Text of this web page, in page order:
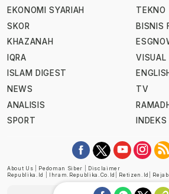
EKONOMI SYARIAH
SKOR
KHAZANAH
IQRA
ISLAM DIGEST
NEWS
ANALISIS
SPORT
TEKNO
BISNIS
VISUAL
TV
INDEKS
About Us Pedoman Siber
Disclaimer
Republika.id
Ihram.republika.co.id Retizen.id